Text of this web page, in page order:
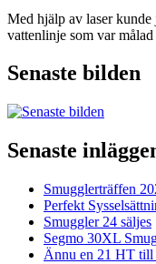
Med hjälp av laser
vattenlinje som var målad
Senaste bilden
Senaste
Smugglerträffen
Perfekt
Smuggler 24 säljes
Segmo 30XL
Ännu en 21 HT till